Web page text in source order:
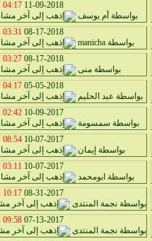
11-09-2018
04:17 PM
بواسطة أم يوسف
08-17-2018
03:31 PM
بواسطةmanicha
08-17-2018
03:27 PM
بواسطةمنى
05-05-2018
04:17 PM
بواسطة عبد الحليم
10-09-2017
02:42 PM
بواسطة سمسومة
10-07-2017
08:54 PM
بواسطة إيمان
10-07-2017
03:11 PM
بواسطة ابومحمد
08-31-2017
10:17 PM
بواسطةنجمة المنتدى
07-13-2017
09:58 PM
بواسطةنجمة المنتدى